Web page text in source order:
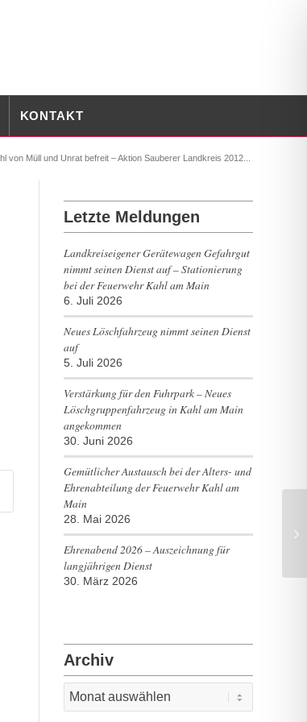
KONTAKT
von Müll und Unrat befreit – Aktion Sauberer Landkreis 2012...
Letzte Meldungen
Landkreiseigener Gerätewagen Gefahrgut
nimmt seinen Dienst auf – Stationierung
bei der Feuerwehr Kahl am Main
6. Juli 2026
Neues Löschfahrzeug nimmt seinen Dienst
auf
5. Juli 2026
Verstärkung für den Fuhrpark – Neues
Löschgruppenfahrzeug in Kahl am Main
angekommen
30. Juni 2026
Gemütlicher Austausch bei der Alters- und
Ehrenabteilung der Feuerwehr Kahl am
Main
28. Mai 2026
Ehrenabend 2026 – Auszeichnung für
langjährigen Dienst
30. März 2026
Archiv